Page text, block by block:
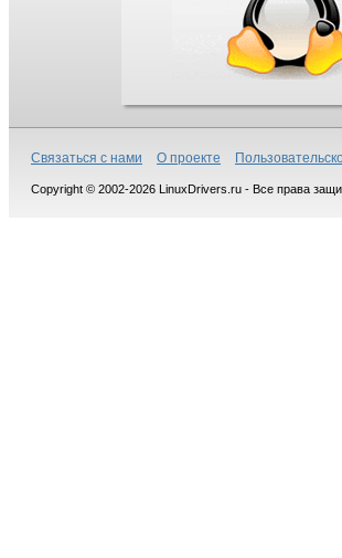
Связаться с нами О проекте
Copyright © 2002-2026 LinuxDrivers.ru - Все права